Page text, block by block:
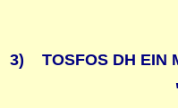
3) TOSFOS DH EIN